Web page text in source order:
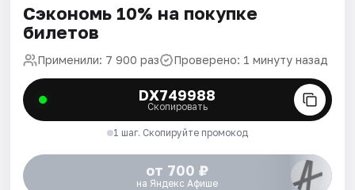
Сэкономь 10% на покупке
билетов
Применили: 7 900 раз Проверено: 1 минуту назад
DX749988
Скопировать
1 шаг. Скопируйте промокод
от 700 ₽
на Яндекс Афише